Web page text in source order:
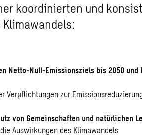
koordinierten und
Klimawandels:
Netto-Null-Emissionsziels bis 2050 und
Verpflichtungen zur
von Gemeinschaften und natürlichen
Auswirkungen des Klimawandels